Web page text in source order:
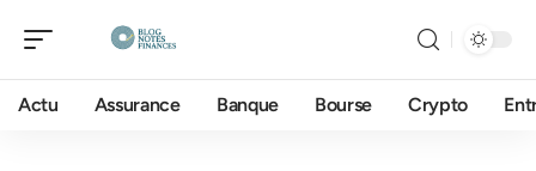
Actu Assurance Banque Bourse Crypto